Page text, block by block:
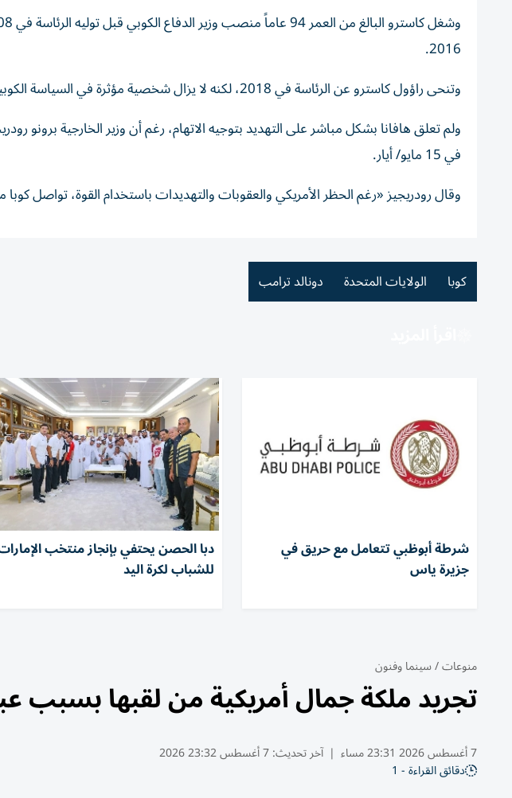
2016.
وتنحى راؤول كاسترو عن الرئاسة في 2018، لكنه ‌لا يزال ‌شخصية مؤثرة في السياسة الكوبية.
ولم ⁠تعلق هافانا بشكل مباشر على التهديد ‌بتوجيه الاتهام، رغم أن وزير الخارجية برونو
في 15 مايو/ أيار.
وقال ​رودريجيز «رغم الحظر الأمريكي والعقوبات والتهديدات باستخدام القوة، تواصل كوبا
كوبا الولايات المتحدة دونالد ترامب
شرطة أبوظبي تتعامل مع حريق في
جزيرة ياس
دبا الحصن يحتفي بإنجاز منتخب
للشباب لكرة اليد
منوعات/سينما وفنون
تجريد ملكة جمال أمريكية من لقبها بسبب
7 أغسطس 2026 23:31 مساء | آخر تحديث:7 أغسطس 23:32 2026
دقائق القراءة - 1